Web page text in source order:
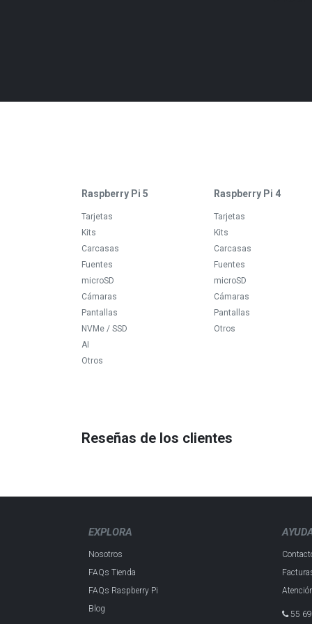
Raspberry Pi 5
Tarjetas
Kits
Carcasas
Fuentes
microSD
Cámaras
Pantallas
NVMe / SSD
AI
Otros
Raspberry Pi 4
Tarjetas
Kits
Carcasas
Fuentes
microSD
Cámaras
Pantallas
Otros
Reseñas de los clientes
EXPLORA
Nosotros
FAQs Tienda
FAQs Raspberry Pi
Blog
55